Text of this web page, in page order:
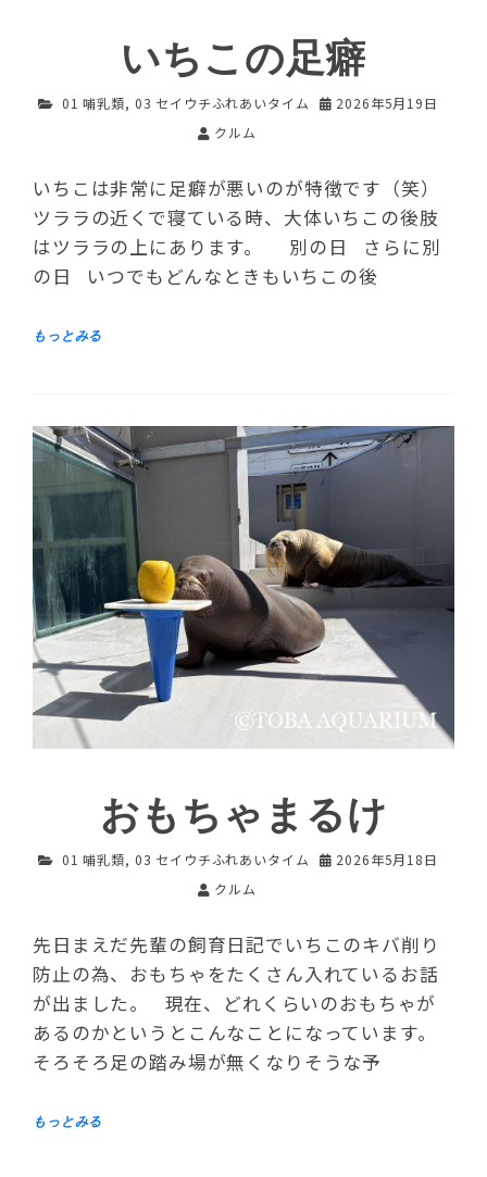
いちこの足癖
01 哺乳類, 03 セイウチふれあいタイム
2026年5月19日
クルム
いちこは非常に足癖が悪いのが特徴です（笑）
ツララの近くで寝ている時、大体いちこの後肢
はツララの上にあります。 別の日 さらに別
の日 いつでもどんなときもいちこの後
おもちゃまるけ
01 哺乳類, 03 セイウチふれあいタイム
2026年5月18日
クルム
先日まえだ先輩の飼育日記でいちこのキバ削り
防止の為、おもちゃをたくさん入れているお話
が出ました。 現在、どれくらいのおもちゃが
あるのかというとこんなことになっています。
そろそろ足の踏み場が無くなりそうな予